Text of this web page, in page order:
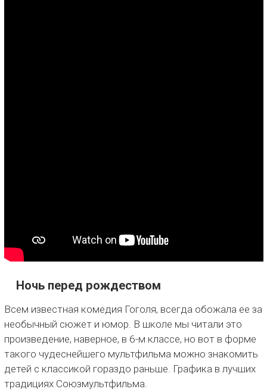
Ночь перед рождеством
Всем известная комедия Гоголя, всегда обожала ее за
необычный сюжет и юмор. В школе мы читали это
произведение, наверное, в 6-м классе, но вот в форме
такого чудеснейшего мультфильма можно знакомить
детей с классикой гораздо раньше. Графика в лучших
традициях Союзмультфильма.